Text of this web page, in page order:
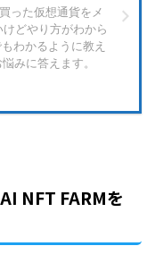
った仮想通貨をメ
どやり方がわから
わかるように教え
みに答えます。
NFT FARMを